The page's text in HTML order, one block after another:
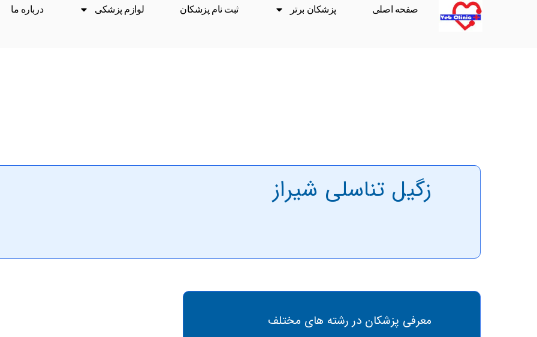
صفحه اصلی پزشکان برتر ثبت نام پزشکان لوازم پزشکی درباره ما
زگیل تناسلی شیراز
معرفی پزشکان در رشته های مختلف